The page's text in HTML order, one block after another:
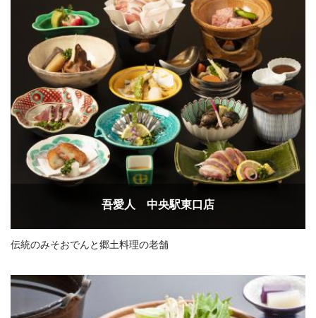
吾愛人 中央駅東口店
伝統のみそおでんと郷土料理の老舗